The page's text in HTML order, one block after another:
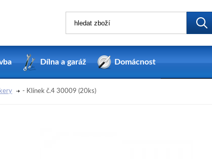
Dílna a garáž Domácnost
- Klínek č.4 30009 (20ks)